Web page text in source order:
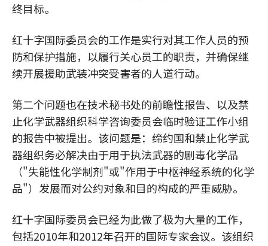
终目标。
红十字国际委员会的工作是实行对其工作人员的预
防和保护措施，以履行关心员工的职责，并确保继
续开展援助武装冲突受害者的人道行动。
第二个问题也在技术秘书处的前瞻性报告、以及禁
止化学武器组织科学咨询委员会临时验证工作小组
的报告中被提出。该问题是：缔约国和禁止化学武
器组织务必解决由于用于执法武器的剧毒化学品
（"失能性化学制剂"或"作用于中枢神经系统的化学
品"）发展而对公约对象和目的构成的严重威胁。
红十字国际委员会已经为此做了极为大量的工作，
包括2010年和2012年召开的国际专家会议。该组织